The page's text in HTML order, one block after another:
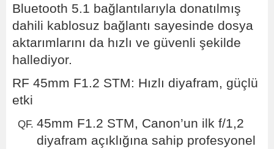
Bluetooth 5.1 bağlantılarıyla donatılmış
dahili kablosuz bağlantı sayesinde dosya
aktarımlarını da hızlı ve güvenli şekilde
hallediyor.
RF 45mm F1.2 STM: Hızlı diyafram, güçlü
etki
45mm F1.2 STM, Canon’un ilk f/1,2
diyafram açıklığına sahip profesyonel